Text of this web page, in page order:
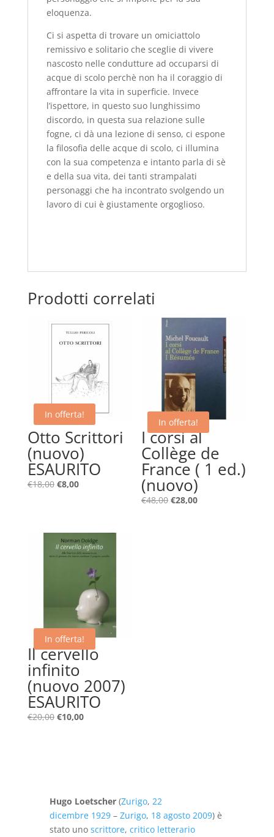
eloquenza.
Ci si aspetta di trovare un omiciattolo
remissivo e solitario che sceglie di vivere
nascosto nelle condutture ad occuparsi di
acque di scolo perchè non ha il coraggio di
affrontare la vita in superficie. Invece
l’ispettore, in questo suo lunghissimo
discordo, in questa sua relazione sulle
fogne, ci dà una lezione di senso, ci espone
la filosofia delle acque di scolo, ci illumina
con la sua competenza e intanto parla di sè
e della sua vita, dei tanti strampalati
personaggi che ha incontrato svolgendo un
lavoro di cui è giustamente orgoglioso.
Prodotti correlati
In offerta!
Otto Scrittori
(nuovo)
ESAURITO
€18,00 Il
€18,00.
€8,00Il
€8,00.
In offerta!
I corsi al
Collège de
France ( 1 ed.)
(nuovo)
€48,00 Il
€28,00Il
In offerta!
Il cervello
infinito
(nuovo 2007)
ESAURITO
€20,00 Il
€10,00Il
Hugo Loetscher (Zurigo, 22
dicembre 1929 – Zurigo, 18 agosto 2009) è
stato uno scrittore, critico letterario